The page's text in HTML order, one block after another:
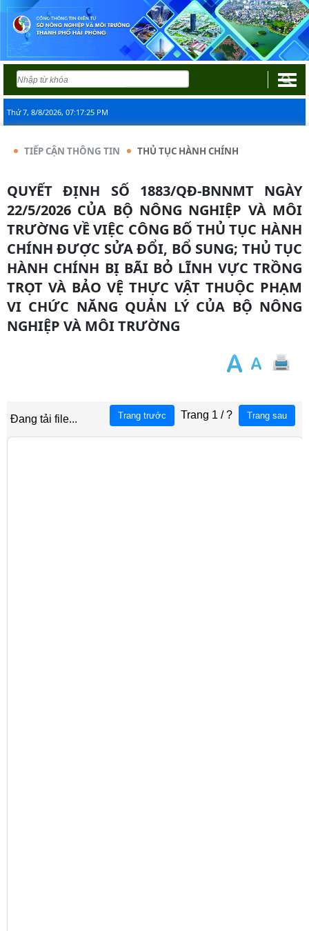
Thứ 7, 8/8/2026, 07:17:25 PM
TIẾP CẬN THÔNG TIN THỦ TỤC HÀNH CHÍNH
QUYẾT ĐỊNH SỐ 1883/QĐ-BNNMT NGÀY
22/5/2026 CỦA BỘ NÔNG NGHIỆP VÀ MÔI
TRƯỜNG VỀ VIỆC CÔNG BỐ THỦ TỤC HÀNH
CHÍNH ĐƯỢC SỬA ĐỔI, BỔ SUNG; THỦ TỤC
HÀNH CHÍNH BỊ BÃI BỎ LĨNH VỰC TRỒNG
TRỌT VÀ BẢO VỆ THỰC VẬT THUỘC PHẠM
VI CHỨC NĂNG QUẢN LÝ CỦA BỘ NÔNG
NGHIỆP VÀ MÔI TRƯỜNG